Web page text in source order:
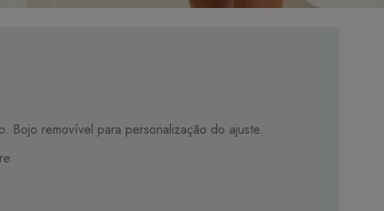
Bojo removível para personalização do ajuste.